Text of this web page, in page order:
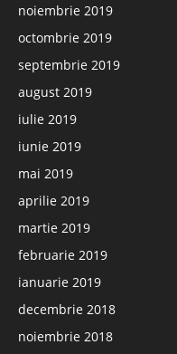
noiembrie 2019
octombrie 2019
septembrie 2019
august 2019
iulie 2019
iunie 2019
mai 2019
aprilie 2019
martie 2019
februarie 2019
ianuarie 2019
decembrie 2018
noiembrie 2018